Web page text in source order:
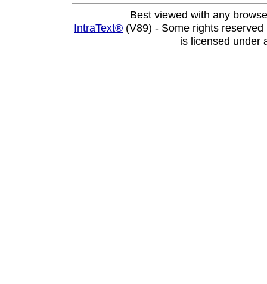
Best viewed with any
IntraText® (V89) - Some rights
is licensed under